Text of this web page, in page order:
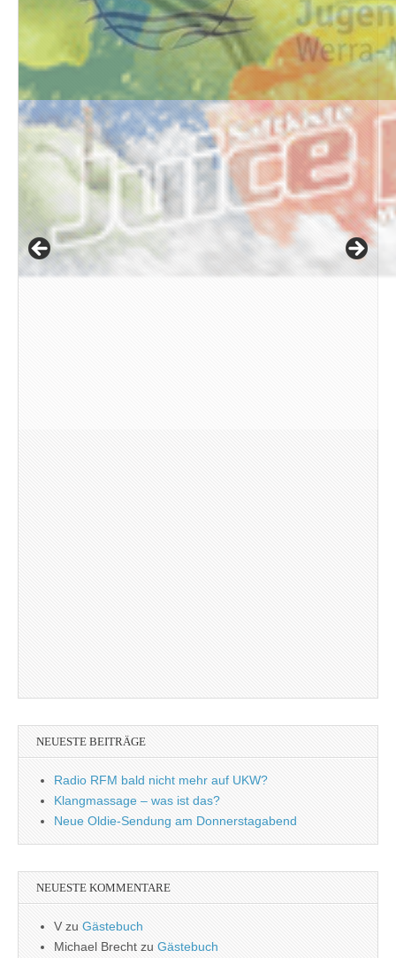
NEUESTE BEITRÄGE
Radio RFM bald nicht mehr auf UKW?
Klangmassage – was ist das?
Neue Oldie-Sendung am Donnerstagabend
NEUESTE KOMMENTARE
V zu Gästebuch
Michael Brecht zu Gästebuch